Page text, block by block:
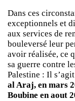
Dans ces
exceptionnels et
aux services de
bouleversé leur
avoir réalisée, ce
sa guerre contre
Palestine : Il
al Araj, en mars
Boubine en aout